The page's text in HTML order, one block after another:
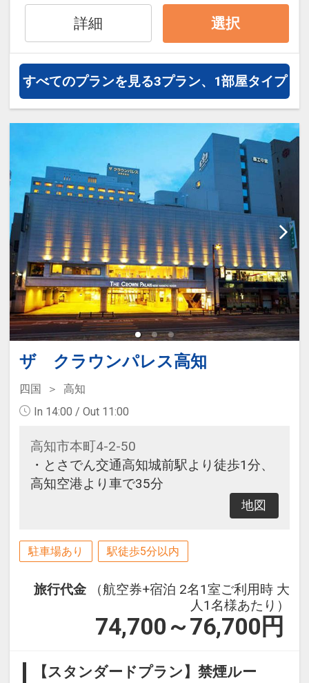
ル50%貯まります。
オプションでレンタカーや現地交
通・体験プランなどの追加（同時予
約）が可能なプランもございます。
■朝食 和洋バイキング 7:00～
10:00
■夕食 和懐石料理 17:00～
21:00（LO／20:45）
※施設により添い寝のお子様も現地
にて別途施設使用料や食事代金など
発生する場合がございます。
詳細 選択
すべてのプランを見る3プラン、1部屋タイプ
ザ クラウンパレス高知
四国
高知
In 14:00 / Out 11:00
高知市本町4-2-50
・とさでん交通高知城前駅より徒歩1分、
高知空港より車で35分
地図
駐車場あり 駅徒歩5分以内
旅行代金
（航空券+宿泊 2名1室ご利用時 大
人1名様あたり）
74,700～76,700 円
【スタンダードプラン】禁煙ルー